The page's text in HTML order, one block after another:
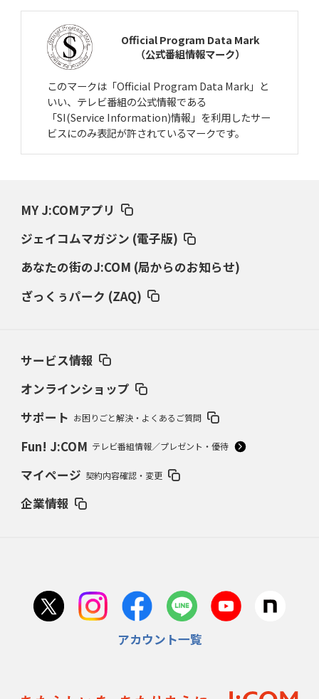
Official Program Data Mark
（公式番組情報マーク）
このマークは「Official Program Data Mark」と
いい、テレビ番組の公式情報である
「SI(Service Information)情報」を利用したサー
ビスにのみ表記が許されているマークです。
MY J:COMアプリ
ジェイコムマガジン (電子版)
あなたの街のJ:COM (局からのお知らせ)
ざっくぅパーク (ZAQ)
サービス情報
オンラインショップ
サポート お困りごと解決・よくあるご質問
Fun! J:COM テレビ番組情報／プレゼント・優待
マイページ 契約内容確認・変更
企業情報
アカウント一覧